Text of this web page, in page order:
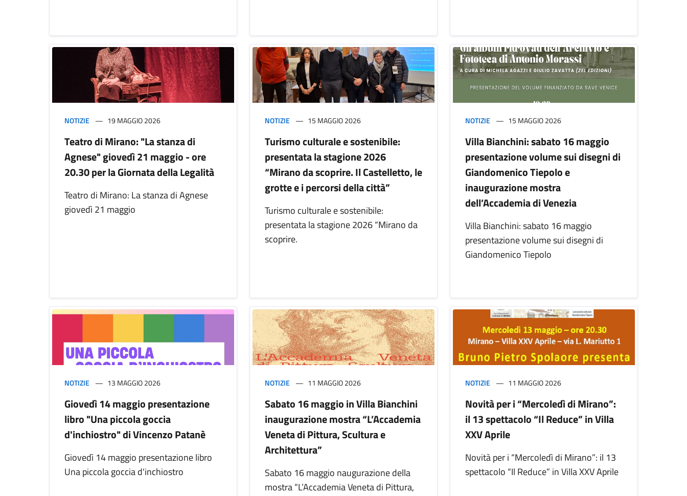
NOTIZIE 19 MAGGIO 2026
Teatro di Mirano: "La stanza di
Agnese" giovedì 21 maggio - ore
20.30 per la Giornata della Legalità
Teatro di Mirano: La stanza di Agnese
giovedì 21 maggio
NOTIZIE 15 MAGGIO 2026
Turismo culturale e sostenibile:
presentata la stagione 2026
“Mirano da scoprire. Il Castelletto, le
grotte e i percorsi della città”
Turismo culturale e sostenibile:
presentata la stagione 2026 “Mirano da
scoprire.
NOTIZIE 15 MAGGIO 2026
Villa Bianchini: sabato 16 maggio
presentazione volume sui disegni di
Giandomenico Tiepolo e
inaugurazione mostra
dell’Accademia di Venezia
Villa Bianchini: sabato 16 maggio
presentazione volume sui disegni di
Giandomenico Tiepolo
NOTIZIE 13 MAGGIO 2026
Giovedì 14 maggio presentazione
libro "Una piccola goccia
d'inchiostro" di Vincenzo Patanè
Giovedì 14 maggio presentazione libro
Una piccola goccia d'inchiostro
NOTIZIE 11 MAGGIO 2026
Sabato 16 maggio in Villa Bianchini
inaugurazione mostra “L’Accademia
Veneta di Pittura, Scultura e
Architettura”
Sabato 16 maggio naugurazione della
mostra “L’Accademia Veneta di Pittura,
NOTIZIE 11 MAGGIO 2026
Novità per i “Mercoledì di Mirano”:
il 13 spettacolo “Il Reduce” in Villa
XXV Aprile
Novità per i “Mercoledì di Mirano”: il 13
spettacolo “Il Reduce” in Villa XXV Aprile